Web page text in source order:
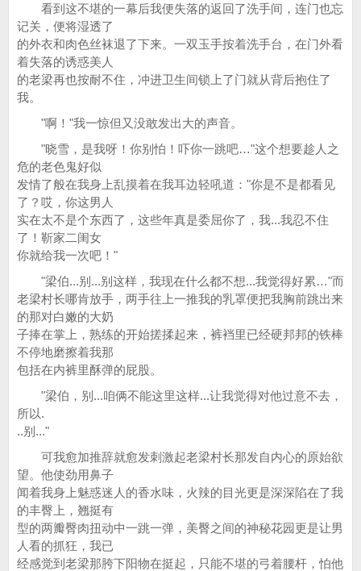
看到这不堪的一幕后我便失落的返回了洗手间，连门也忘
记关，便将湿透了
的外衣和肉色丝袜退了下来。一双玉手按着洗手台，在门外看
着失落的诱惑美人
的老梁再也按耐不住，冲进卫生间锁上了门就从背后抱住了
我。
"啊！"我一惊但又没敢发出大的声音。
"晓雪，是我呀！你别怕！吓你一跳吧…"这个想要趁人之
危的老色鬼好似
发情了般在我身上乱摸着在我耳边轻吼道："你是不是都看见
了？哎，你这男人
实在太不是个东西了，这些年真是委屈你了，我...我忍不住
了！靳家二闺女
你就给我一次吧！"
"梁伯...别...别这样，我现在什么都不想...我觉得好累…"而
老梁村长哪肯放手，两手往上一推我的乳罩便把我胸前跳出来
的那对白嫩的大奶
子捧在掌上，熟练的开始搓揉起来，裤裆里已经硬邦邦的铁棒
不停地磨擦着我那
包括在内裤里酥弹的屁股。
"梁伯，别...咱俩不能这里这样...让我觉得对他过意不去，
所以.
..别..."
可我愈加推辞就愈发刺激起老梁村长那发自内心的原始欲
望。他使劲用鼻子
闻着我身上魅惑迷人的香水味，火辣的目光更是深深陷在了我
的丰臀上，翘挺有
型的两瓣臀肉扭动中一跳一弹，美臀之间的神秘花园更是让男
人看的抓狂，我已
经感觉到老梁那胯下阳物在挺起，只能不堪的弓着腰杆，怕他